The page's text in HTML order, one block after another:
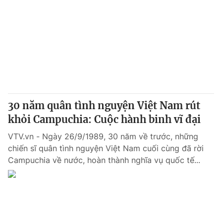
30 năm quân tình nguyện Việt Nam rút
khỏi Campuchia: Cuộc hành binh vĩ đại
VTV.vn - Ngày 26/9/1989, 30 năm về trước, những
chiến sĩ quân tình nguyện Việt Nam cuối cùng đã rời
Campuchia về nước, hoàn thành nghĩa vụ quốc tế...